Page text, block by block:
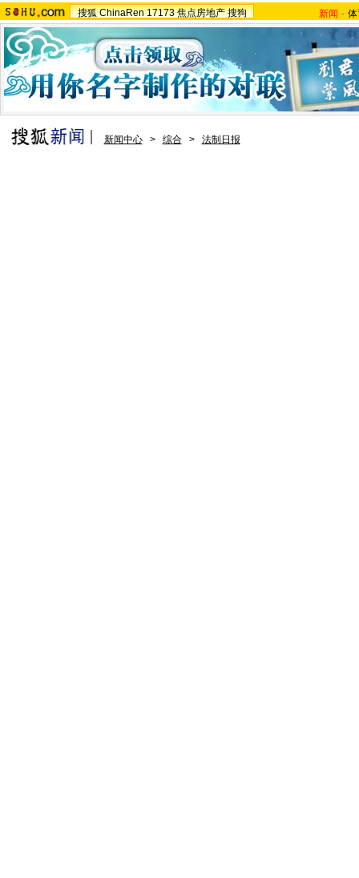
搜狐 ChinaRen 17173 焦点房地产 搜狗 新闻 -
新闻中心 > 综合 > 法制日报